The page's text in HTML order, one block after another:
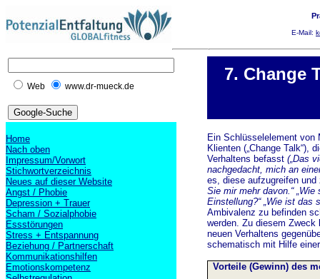
E-Mail:
Web www.dr-mueck.de
Home
Nach oben
Impressum/Vorwort
Stichwortverzeichnis
Neues auf dieser Website
Angst / Phobie
Depression + Trauer
Scham / Sozialphobie
Essstörungen
Stress + Entspannung
Beziehung / Partnerschaft
Kommunikationshilfen
Emotionskompetenz
7. Change
Ein Schlüsselelement von
Klienten („Change Talk“),
Verhaltens befasst („Das
nachgedacht, mich an
es, diese aufzugreifen
Sie mir mehr davon.“
Einstellung?“ „Wie ist das
Ambivalenz zu befinden
werden. Zu diesem Zweck
neuen Verhaltens
schematisch mit Hilfe
Vorteile (Gewinn) des